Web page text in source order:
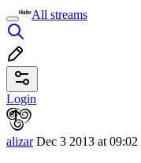
All streams
Login
alizarDec 3 2013 at 09:02